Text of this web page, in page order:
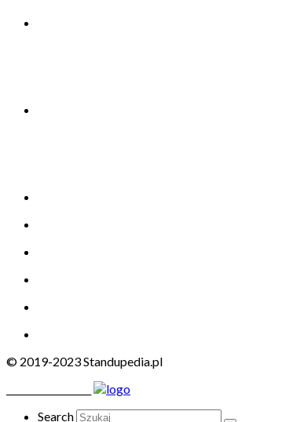
© 2019-2023 Standupedia.pl
Search